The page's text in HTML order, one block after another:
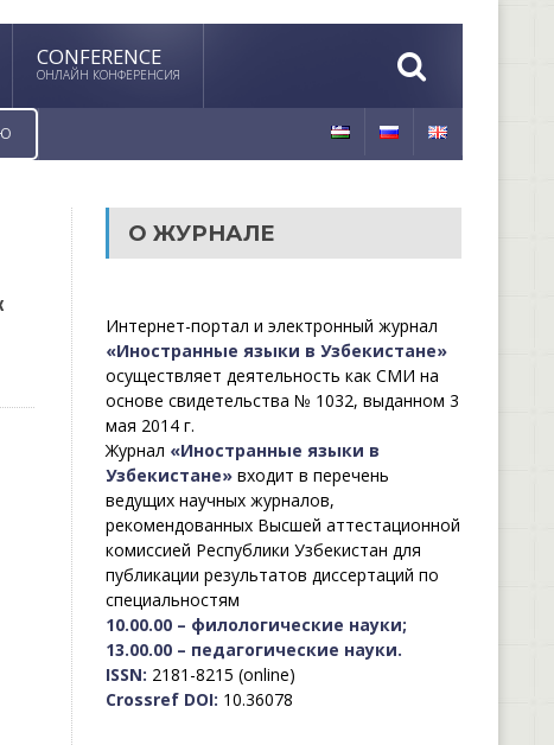
CONFERENCE
ОНЛАЙН КОНФЕРЕНСИЯ
О ЖУРНАЛЕ
Интернет-портал и электронный журнал
«Иностранные языки в Узбекистане»
осуществляет деятельность как СМИ на
основе свидетельства № 1032, выданном 3
мая 2014 г.
Журнал «Иностранные языки в
Узбекистане»входит в перечень
ведущих научных журналов,
рекомендованных Высшей аттестационной
комиссией Республики Узбекистан для
публикации результатов диссертаций по
специальностям
10.00.00 – филологические науки;
13.00.00 – педагогические науки.
ISSN: 2181-8215 (online)
Crossref DOI: 10.36078